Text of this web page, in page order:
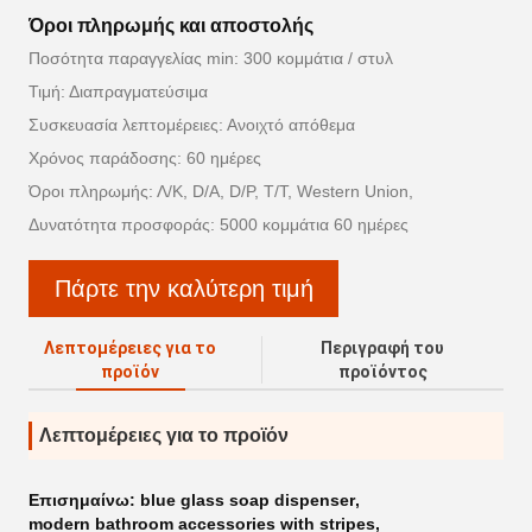
Όροι πληρωμής και αποστολής
Ποσότητα παραγγελίας min: 300 κομμάτια / στυλ
Τιμή: Διαπραγματεύσιμα
Συσκευασία λεπτομέρειες: Ανοιχτό απόθεμα
Χρόνος παράδοσης: 60 ημέρες
Όροι πληρωμής: Λ/Κ, D/A, D/P, T/T, Western Union,
Δυνατότητα προσφοράς: 5000 κομμάτια 60 ημέρες
Πάρτε την καλύτερη τιμή
Λεπτομέρειες για το
προϊόν
Περιγραφή του
προϊόντος
Λεπτομέρειες για το προϊόν
Επισημαίνω: blue glass soap dispenser,
modern bathroom accessories with stripes,